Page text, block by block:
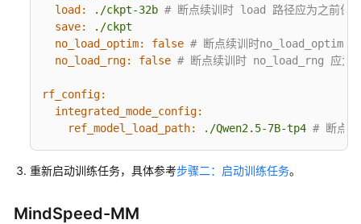
DeepSeek
型
部
署
GLM
load:
./ckpt-32b # 断点续训时 load 路径应为之前保
save:
./ckpt
no_load_optim:
false # 断点续训时
no_load_rng:
false # 断点续训时 no_load_rng 应
rf_config:
integrated_mode_config:
ref_model_load_path:
./Qwen2.5-7B-tp4 # 断点
重新启动训练任务，具体参考步骤二：启动训练任务。
MindSpeed-MM